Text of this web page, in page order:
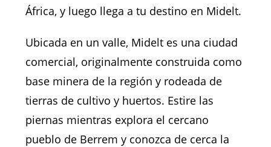
África, y luego llega a tu destino en Midelt.
Ubicada en un valle, Midelt es una ciudad
comercial, originalmente construida como
base minera de la región y rodeada de
tierras de cultivo y huertos. Estire las
piernas mientras explora el cercano
pueblo de Berrem y conozca de cerca la